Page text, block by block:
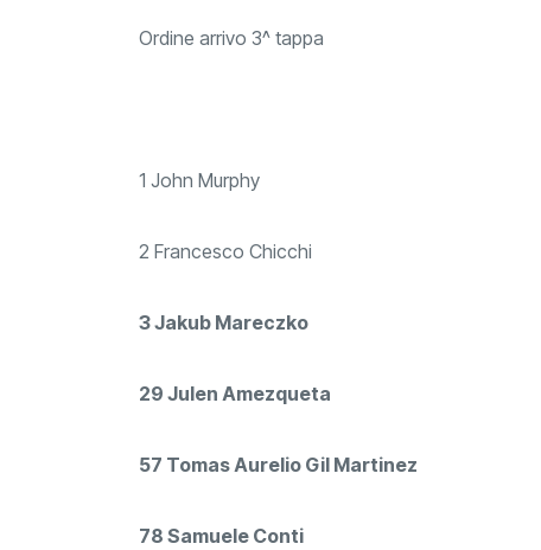
Ordine arrivo 3^ tappa
1 John Murphy
2 Francesco Chicchi
3 Jakub Mareczko
29 Julen Amezqueta
57 Tomas Aurelio Gil Martinez
78 Samuele Conti